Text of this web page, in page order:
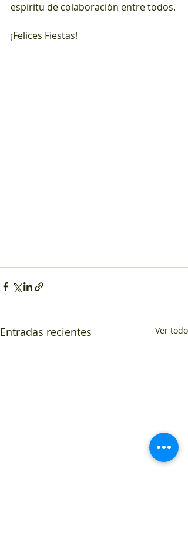
espíritu de colaboración entre todos.
¡Felices Fiestas!
Entradas recientes Ver todo